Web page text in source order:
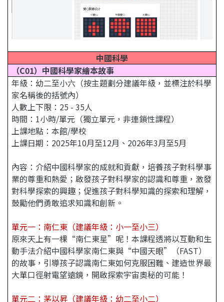
中國科學
（C01）中國科學家繪本故事
年級：幼二至小六（按主題劃分建議年級，並標注於科學
家名稱後的括號內）
人數上下限：25 - 35人
時間：1小時/單元（獨立單元，非連鎖性課程）
上課地點：本館/學校
上課日期：2025年10月至12月、2026年3月至5月
內容：介紹中國科學家的成就和貢獻，培養孩子對科學事
業的尊重和熱愛；啟發孩子對科學家的認識和尊重，激發
對科學探索的興趣；促進孩子對科學知識的探索和理解，
鼓勵他們勇敢追求知識和創新。
單元一：南仁東（建議年級：小一至小三）
原來天上有一棵“南仁東星”呢！本課程透將以互動和生
動手法介紹中國科學家南仁東與“中國天眼”（FAST）
的故事，引導孩子認識南仁東如何克服困難、建造世界最
大單口徑射電望遠鏡，開啟探索宇宙奧秘的可能！
單元二：茅以昇 （建議年級：幼二至小二）